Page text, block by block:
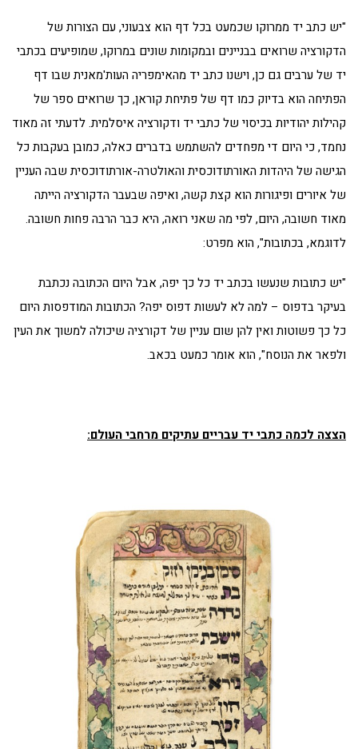
"יש כתב יד ממרוקו שכמעט בכל דף הוא צבעוני, עם הצורות של
הדקורציה שרואים בבניינים ובמקומות שונים במרוקו, שמופיעים בכתבי
יד של ערבים גם כן, וישנו כתב יד מהאימפריה העות'מאנית שבו דף
הפתיחה הוא בדיוק כמו דף של פתיחת קוראן, כך שרואים ספר של
קהילות יהודיות בכיסוי של כתבי יד ודקורציה איסלמית. לדעתי זה מאוד
נחמד, כי היום די מפחדים להשתמש בדברים כאלה, כמובן בעקבות כל
הגישה של היהדות האורתודוכסית והאולטרה-אורתודוכסית שבה העניין
של איורים ופיגורות הוא קצת קשה, ואיפה שבעבר הדקורציה הייתה
מאוד חשובה, היום, לפי מה שאני רואה, היא כבר הרבה פחות חשובה.
לדוגמא, בכתובות", הוא מפרט:
"יש כתובות שנעשו בכתב יד כל כך יפה, אבל היום הכתובה נכתבת
בעיקר בדפוס – למה לא לעשות דפוס יפה? הכתובות המודפסות היום
כל כך פשוטות ואין להן שום עניין של דקורציה שיכולה למשוך את העין
ולפאר את הנוסח", הוא אומר כמעט בכאב.
הצצה לכמה כתבי יד עבריים עתיקים מרחבי העולם: